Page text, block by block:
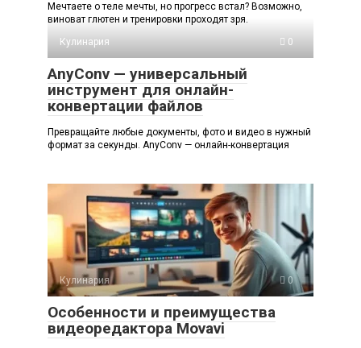
Мечтаете о теле мечты, но прогресс встал? Возможно,
виноват глютен и тренировки проходят зря.
Кулинария
0
AnyConv — универсальный
инструмент для онлайн-
конвертации файлов
Превращайте любые документы, фото и видео в нужный
формат за секунды. AnyConv — онлайн-конвертация
Кулинария 0
Особенности и преимущества
видеоредактора Movavi